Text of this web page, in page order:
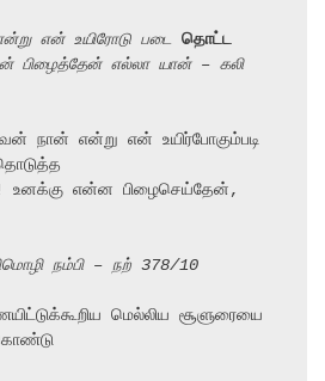
என் உயிரோடு படை தொட்ட
பிழைத்தேன் எல்லா யான் – கலி
நான் என்று என் உயிர்போகும்படி
உனக்கு என்ன பிழைசெய்தேன்,
நம்பி – நற் 378/10
மெல்லிய சூளுரையை